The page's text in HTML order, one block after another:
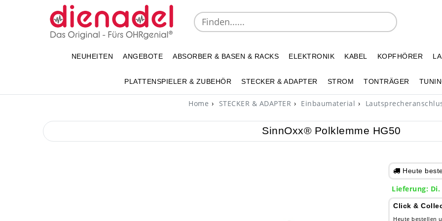
NEUHEITEN ANGEBOTE ABSORBER & BASEN & RACKS ELEKTRONIK KABEL KOPFHÖRER
PLATTENSPIELER & ZUBEHÖR STECKER & ADAPTER STROM TONTRÄGER
Home STECKER & ADAPTER Einbaumaterial
SinnOxx® Polklemme HG50
Heute
Lieferung:
Click &
Heute bestellen